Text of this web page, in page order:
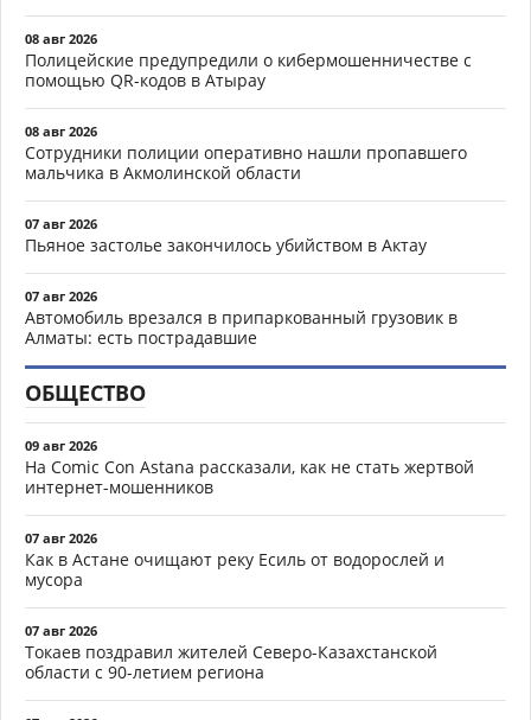
08 авг 2026
Полицейские предупредили о кибермошенничестве с
помощью QR-кодов в Атырау
08 авг 2026
Сотрудники полиции оперативно нашли пропавшего
мальчика в Акмолинской области
07 авг 2026
Пьяное застолье закончилось убийством в Актау
07 авг 2026
Автомобиль врезался в припаркованный грузовик в
Алматы: есть пострадавшие
ОБЩЕСТВО
09 авг 2026
На Comic Con Astana рассказали, как не стать жертвой
интернет-мошенников
07 авг 2026
Как в Астане очищают реку Есиль от водорослей и
мусора
07 авг 2026
Токаев поздравил жителей Северо-Казахстанской
области с 90-летием региона